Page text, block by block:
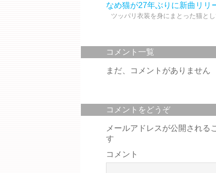
なめ猫が27年ぶりに新曲リリ
ツッパリ衣装を身にまとった猫と
コメント一覧
まだ、コメントがありません
コメントをどうぞ
メールアドレスが公開される
す
コメント